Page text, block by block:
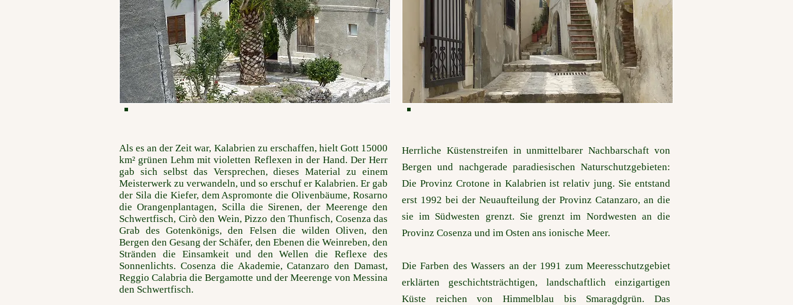
Als es an der Zeit war, Kalabrien zu erschaffen, hielt Gott 15000
km² grünen Lehm mit violetten Reflexen in der Hand. Der Herr
gab sich selbst das Versprechen, dieses Material zu einem
Meisterwerk zu verwandeln, und so erschuf er Kalabrien. Er gab
der Sila die Kiefer, dem Aspromonte die Olivenbäume, Rosarno
die Orangenplantagen, Scilla die Sirenen, der Meerenge den
Schwertfisch, Cirò den Wein, Pizzo den Thunfisch, Cosenza das
Grab des Gotenkönigs, den Felsen die wilden Oliven, den
Bergen den Gesang der Schäfer, den Ebenen die Weinreben, den
Stränden die Einsamkeit und den Wellen die Reflexe des
Sonnenlichts. Cosenza die Akademie, Catanzaro den Damast,
Reggio Calabria die Bergamotte und der Meerenge von Messina
den Schwertfisch.
Herrliche Küstenstreifen in unmittelbarer Nachbarschaft von
Bergen und nachgerade paradiesischen Naturschutzgebieten:
Die Provinz Crotone in Kalabrien ist relativ jung. Sie entstand
erst 1992 bei der Neuaufteilung der Provinz Catanzaro, an die
sie im Südwesten grenzt. Sie grenzt im Nordwesten an die
Provinz Cosenza und im Osten ans ionische Meer.
Die Farben des Wassers an der 1991 zum Meeresschutzgebiet
erklärten geschichtsträchtigen, landschaftlich einzigartigen
Küste reichen von Himmelblau bis Smaragdgrün. Das